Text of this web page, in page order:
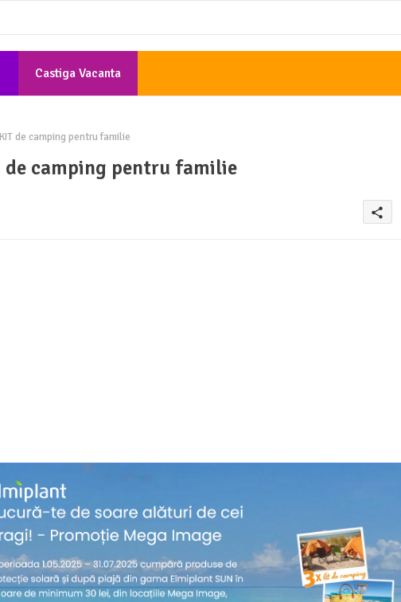
Castiga Vacanta
de camping pentru familie
de camping pentru familie
share